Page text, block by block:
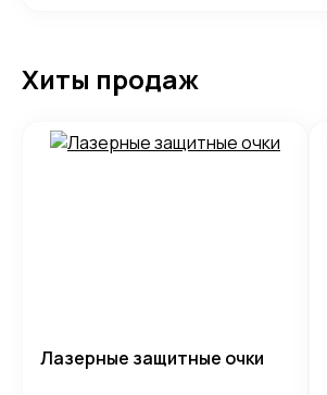
Хиты продаж
Лазерные защитные очки